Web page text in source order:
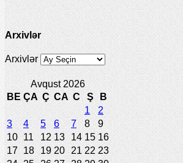
Arxivlər
Arxivlər
Avqust 2026
BE ÇA Ç CA C Ş
B
1
2
3
4 5 6 7 8
9
10 11 12 13 14 15 16
17 18 19 20 21 22 23